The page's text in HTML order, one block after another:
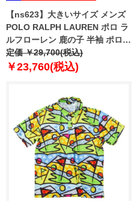
【ns623】大きいサイズ メンズ
POLO RALPH LAUREN ポロ ラ
ルフローレン 鹿の子 半袖 ポロシ
ャツ USA直輸入 710p04982-001
定価 ￥29,700(税込)
￥23,760(税込)